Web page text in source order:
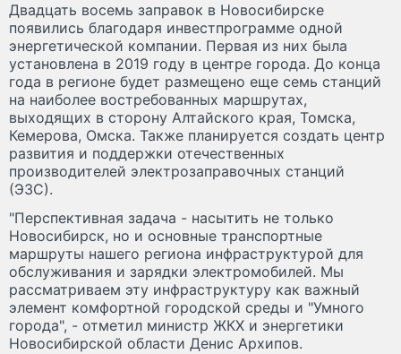
Двадцать восемь заправок в Новосибирске
появились благодаря инвестпрограмме одной
энергетической компании. Первая из них была
установлена в 2019 году в центре города. До конца
года в регионе будет размещено еще семь станций
на наиболее востребованных маршрутах,
выходящих в сторону Алтайского края, Томска,
Кемерова, Омска. Также планируется создать центр
развития и поддержки отечественных
производителей электрозаправочных станций
(ЭЗС).
"Перспективная задача - насытить не только
Новосибирск, но и основные транспортные
маршруты нашего региона инфраструктурой для
обслуживания и зарядки электромобилей. Мы
рассматриваем эту инфраструктуру как важный
элемент комфортной городской среды и "Умного
города", - отметил министр ЖКХ и энергетики
Новосибирской области Денис Архипов.